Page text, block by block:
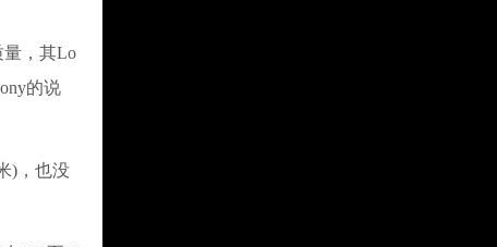
，其Lo
的说
)，也没